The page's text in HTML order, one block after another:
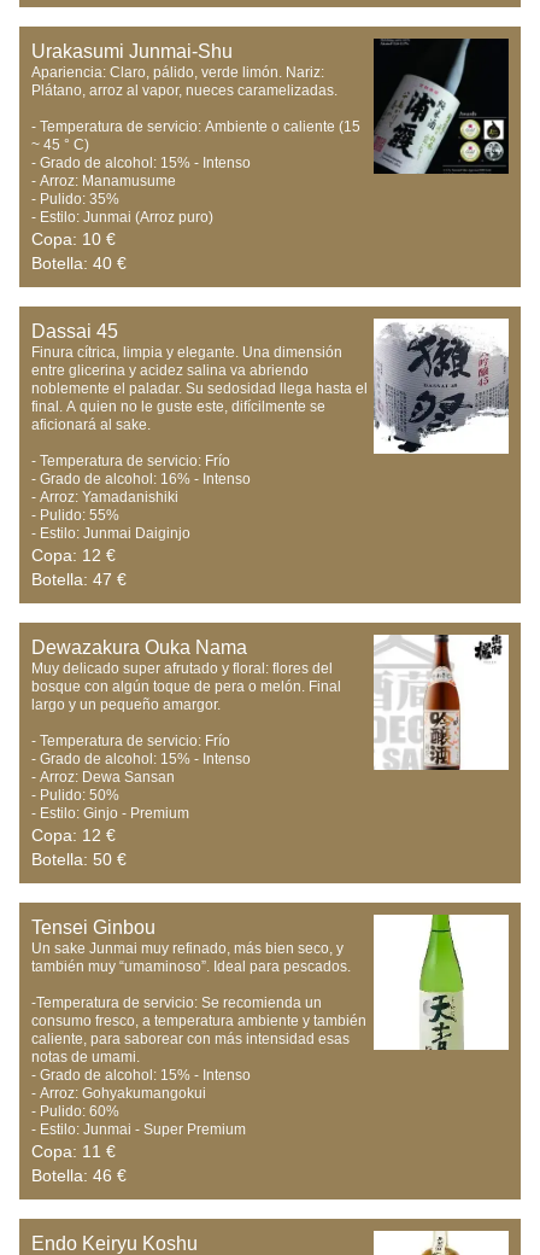
Urakasumi Junmai-Shu
Apariencia: Claro, pálido, verde limón. Nariz:
Plátano, arroz al vapor, nueces caramelizadas.
- Temperatura de servicio: Ambiente o caliente (15
~ 45 ° C)
- Grado de alcohol: 15% - Intenso
- Arroz: Manamusume
- Pulido: 35%
- Estilo: Junmai (Arroz puro)
Copa: 10 €
Botella: 40 €
Dassai 45
Finura cítrica, limpia y elegante. Una dimensión
entre glicerina y acidez salina va abriendo
noblemente el paladar. Su sedosidad llega hasta el
final. A quien no le guste este, difícilmente se
aficionará al sake.
- Temperatura de servicio: Frío
- Grado de alcohol: 16% - Intenso
- Arroz: Yamadanishiki
- Pulido: 55%
- Estilo: Junmai Daiginjo
Copa: 12 €
Botella: 47 €
Dewazakura Ouka Nama
Muy delicado super afrutado y floral: flores del
bosque con algún toque de pera o melón. Final
largo y un pequeño amargor.
- Temperatura de servicio: Frío
- Grado de alcohol: 15% - Intenso
- Arroz: Dewa Sansan
- Pulido: 50%
- Estilo: Ginjo - Premium
Copa: 12 €
Botella: 50 €
Tensei Ginbou
Un sake Junmai muy refinado, más bien seco, y
también muy “umaminoso”. Ideal para pescados.
-Temperatura de servicio: Se recomienda un
consumo fresco, a temperatura ambiente y también
caliente, para saborear con más intensidad esas
notas de umami.
- Grado de alcohol: 15% - Intenso
- Arroz: Gohyakumangokui
- Pulido: 60%
- Estilo: Junmai - Super Premium
Copa: 11 €
Botella: 46 €
Endo Keiryu Koshu